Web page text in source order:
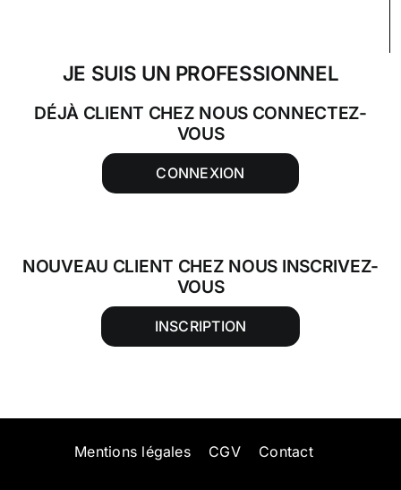
JE SUIS UN PROFESSIONNEL
DÉJÀ CLIENT CHEZ NOUS CONNECTEZ-
VOUS
CONNEXION
NOUVEAU CLIENT CHEZ NOUS INSCRIVEZ-
VOUS
INSCRIPTION
Mentions légales CGV Contact